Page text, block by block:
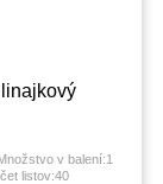
v balení:1
listov:40